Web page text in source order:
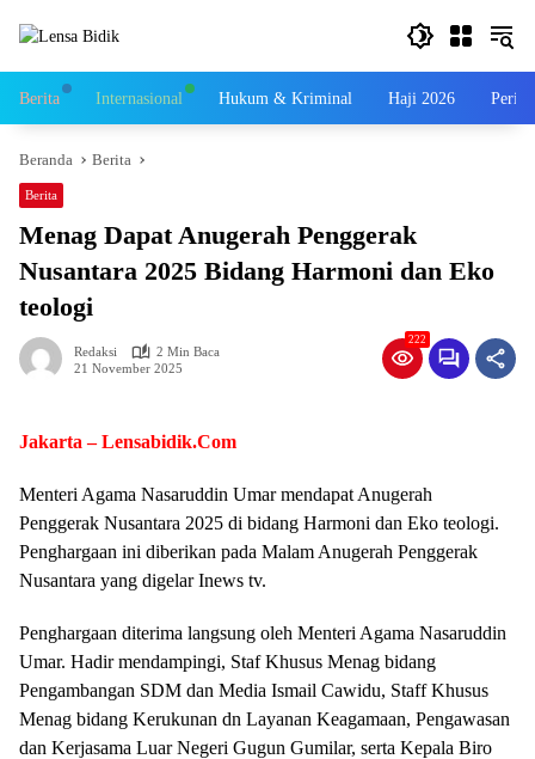
Berita Internasional Hukum & Kriminal Haji 2026
Beranda Berita
Berita
Menag Dapat Anugerah Penggerak
Nusantara 2025 Bidang Harmoni dan Eko
teologi
Redaksi
2 Min Baca
21 November 2025
222
Jakarta – Lensabidik.Com
Menteri Agama Nasaruddin Umar mendapat Anugerah
Penggerak Nusantara 2025 di bidang Harmoni dan Eko teologi.
Penghargaan ini diberikan pada Malam Anugerah Penggerak
Nusantara yang digelar Inews tv.
Penghargaan diterima langsung oleh Menteri Agama Nasaruddin
Umar. Hadir mendampingi, Staf Khusus Menag bidang
Pengambangan SDM dan Media Ismail Cawidu, Staff Khusus
Menag bidang Kerukunan dn Layanan Keagamaan, Pengawasan
dan Kerjasama Luar Negeri Gugun Gumilar, serta Kepala Biro